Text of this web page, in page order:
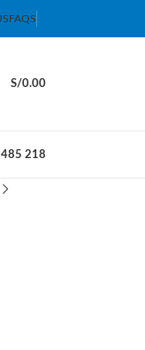
FAQS
S/0.00
485 218